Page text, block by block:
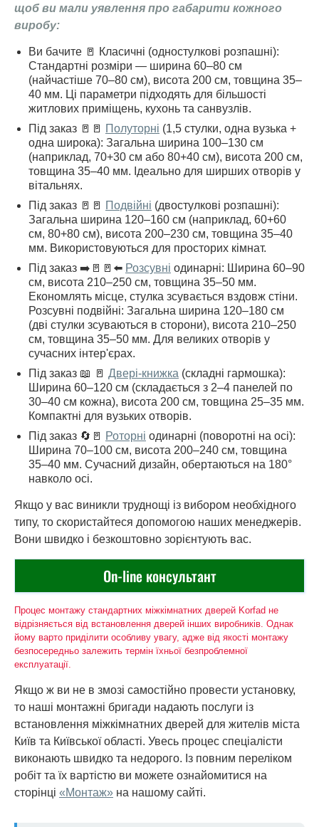
щоб ви мали уявлення про габарити кожного
виробу:
Ви бачите 🚪 Класичні (одностулкові розпашні):
Стандартні розміри — ширина 60–80 см
(найчастіше 70–80 см), висота 200 см, товщина 35–
40 мм. Ці параметри підходять для більшості
житлових приміщень, кухонь та санвузлів.
Під заказ 🚪🚪 Полуторні (1,5 стулки, одна вузька +
одна широка): Загальна ширина 100–130 см
(наприклад, 70+30 см або 80+40 см), висота 200 см,
товщина 35–40 мм. Ідеально для ширших отворів у
вітальнях.
Під заказ 🚪🚪 Подвійні (двостулкові розпашні):
Загальна ширина 120–160 см (наприклад, 60+60
см, 80+80 см), висота 200–230 см, товщина 35–40
мм. Використовуються для просторих кімнат.
Під заказ ➡️🚪🚪⬅️ Розсувні одинарні: Ширина 60–90
см, висота 210–250 см, товщина 35–50 мм.
Економлять місце, стулка зсувається вздовж стіни.
Розсувні подвійні: Загальна ширина 120–180 см
(дві стулки зсуваються в сторони), висота 210–250
см, товщина 35–50 мм. Для великих отворів у
сучасних інтер'єрах.
Під заказ 📖 🚪 Двері-книжка (складні гармошка):
Ширина 60–120 см (складається з 2–4 панелей по
30–40 см кожна), висота 200 см, товщина 25–35 мм.
Компактні для вузьких отворів.
Під заказ 🔄🚪 Роторні одинарні (поворотні на осі):
Ширина 70–100 см, висота 200–240 см, товщина
35–40 мм. Сучасний дизайн, обертаються на 180°
навколо осі.
Якщо у вас виникли труднощі із вибором необхідного
типу, то скористайтеся допомогою наших менеджерів.
Вони швидко і безкоштовно зорієнтують вас.
On-line консультант
Процес монтажу стандартних міжкімнатних дверей Korfad не
відрізняється від встановлення дверей інших виробників. Однак
йому варто приділити особливу увагу, адже від якості монтажу
безпосередньо залежить термін їхньої безпроблемної
експлуатації.
Якщо ж ви не в змозі самостійно провести установку,
то наші монтажні бригади надають послуги із
встановлення міжкімнатних дверей для жителів міста
Київ та Київської області. Увесь процес спеціалісти
виконають швидко та недорого. Із повним переліком
робіт та їх вартістю ви можете ознайомитися на
сторінці «Монтаж» на нашому сайті.